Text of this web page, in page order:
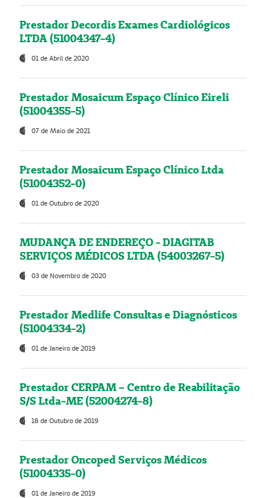
Prestador Decordis Exames Cardiológicos
LTDA (51004347-4)
01 de Abril de 2020
Prestador Mosaicum Espaço Clínico Eireli
(51004355-5)
07 de Maio de 2021
Prestador Mosaicum Espaço Clínico Ltda
(51004352-0)
01 de Outubro de 2020
MUDANÇA DE ENDEREÇO - DIAGITAB
SERVIÇOS MÉDICOS LTDA (54003267-5)
03 de Novembro de 2020
Prestador Medlife Consultas e Diagnósticos
(51004334-2)
01 de Janeiro de 2019
Prestador CERPAM – Centro de Reabilitação
S/S Ltda-ME (52004274-8)
18 de Outubro de 2019
Prestador Oncoped Serviços Médicos
(51004335-0)
01 de Janeiro de 2019